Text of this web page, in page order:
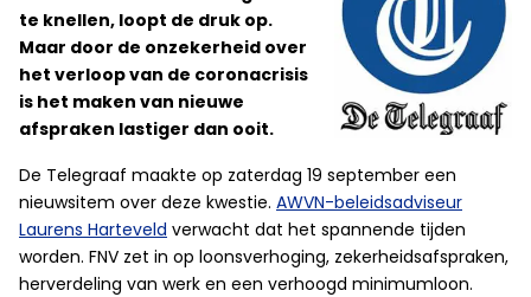
te knellen, loopt de druk op.
Maar door de onzekerheid over
het verloop van de coronacrisis
is het maken van nieuwe
afspraken lastiger dan ooit.
De Telegraaf maakte op zaterdag 19 september een
nieuwsitem over deze kwestie. AWVN-beleidsadviseur
Laurens Harteveld verwacht dat het spannende tijden
worden. FNV zet in op loonsverhoging, zekerheidsafspraken,
herverdeling van werk en een verhoogd minimumloon.